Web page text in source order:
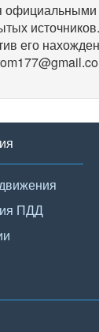
его
ПДД